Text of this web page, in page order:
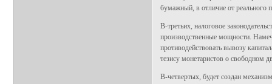
бумажный, в отличие от реального
В-третьих, налоговое
производственные мощности.
противодействовать вывозу
тезису монетаристов о свободном
В-четвертых, будет создан